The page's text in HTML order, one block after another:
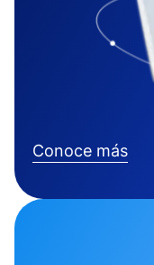
Conoce más